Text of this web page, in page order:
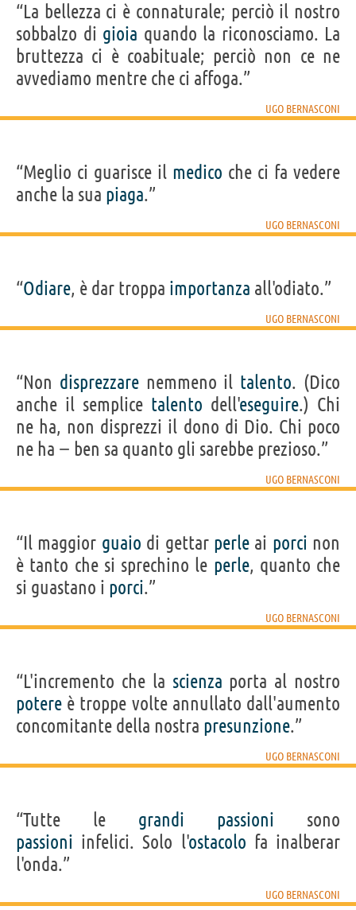
“La bellezza ci è connaturale; perciò il nostro
sobbalzo di gioia quando la riconosciamo. La
bruttezza ci è coabituale; perciò non ce ne
avvediamo mentre che ci affoga.”
UGO BERNASCONI
“Meglio ci guarisce il medico che ci fa vedere
anche la sua piaga.”
UGO BERNASCONI
“Odiare, è dar troppa importanza all'odiato.”
UGO BERNASCONI
“Non disprezzarenemmeno il talento. (Dico
anche il semplice talento dell'eseguire.) Chi
ne ha, non disprezzi il dono di Dio. Chi poco
ne ha − ben sa quanto gli sarebbe prezioso.”
UGO BERNASCONI
“Il maggior guaio di gettar perleai porci non
è tanto che si sprechino le perle, quanto che
si guastano i porci.”
UGO BERNASCONI
“L'incremento che la scienza porta al nostro
potere è troppe volte annullato dall'aumento
concomitante della nostra presunzione.”
UGO BERNASCONI
“Tutte le grandi passioni sono
passioni infelici. Solo l'ostacolo fa inalberar
l'onda.”
UGO BERNASCONI